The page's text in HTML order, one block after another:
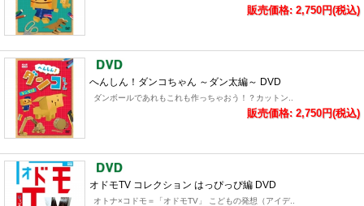
販売価格: 2,750円(税込)
へんしん！ダンコちゃん ～ダン太編～ DVD
ダンボールであれもこれも作っちゃおう！？カットン..
販売価格: 2,750円(税込)
オドモTV コレクション はっぴっぴ編 DVD
オトナ×コドモ＝「オドモTV」 こどもの発想（アイデ..